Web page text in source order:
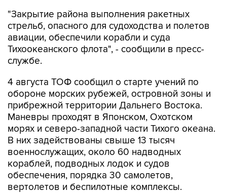
"Закрытие района выполнения ракетных
стрельб, опасного для судоходства и полетов
авиации, обеспечили корабли и суда
Тихоокеанского флота", - сообщили в пресс-
службе.
4 августа ТОФ сообщил о старте учений по
обороне морских рубежей, островной зоны и
прибрежной территории Дальнего Востока.
Маневры проходят в Японском, Охотском
морях и северо-западной части Тихого океана.
В них задействованы свыше 13 тысяч
военнослужащих, около 60 надводных
кораблей, подводных лодок и судов
обеспечения, порядка 30 самолетов,
вертолетов и беспилотные комплексы.